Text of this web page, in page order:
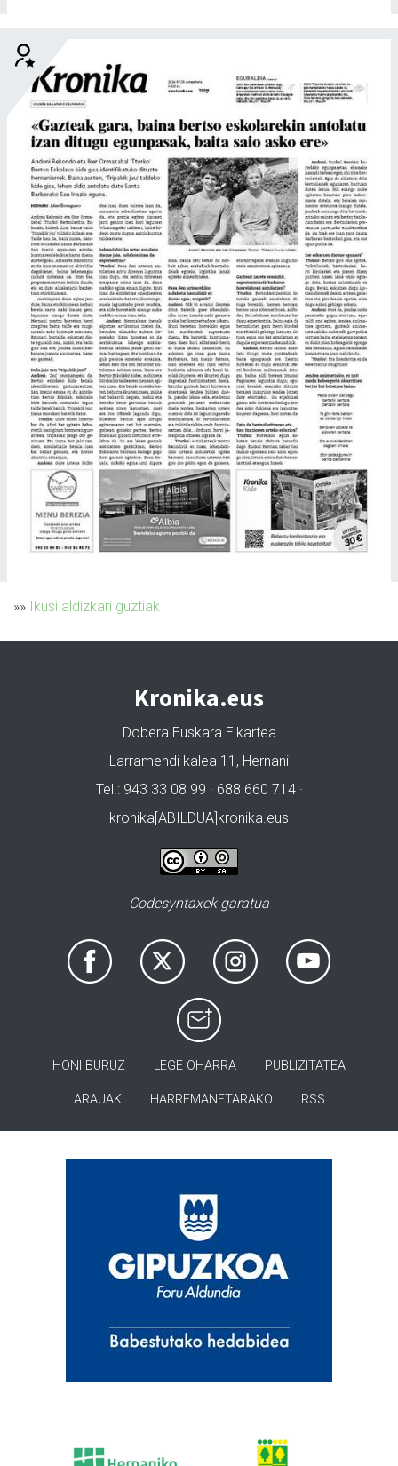
»» Ikusi aldizkari guztiak
Kronika.eus
Dobera Euskara Elkartea
Larramendi kalea 11, Hernani
Tel.: 943 33 08 99 · 688 660 714 ·
kronika[ABILDUA]kronika.eus
Codesyntaxek garatua
HONI BURUZ LEGE OHARRA PUBLIZITATEA
ARAUAK HARREMANETARAKO RSS